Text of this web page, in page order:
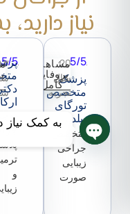
نیاز
5/5
پزشک
متخصص
تورگای
ییلدیز
متخصص
جراحی
زیبایی
صورت
20
سال
تجربه
مشاهده
پروفایل
کامل
5/5
و
به کمک نیاز
چت روم را باز کنید